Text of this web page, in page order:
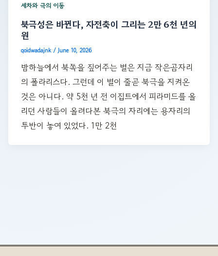
세차와 극의 이동
북극성은 바뀐다, 자전축이 그리는 2만 6천 년의
원
qoidwadajnk / June 10, 2026
밤하늘에서 북쪽을 짚어주는 별은 지금 작은곰자리
의 폴라리스다. 그런데 이 별이 줄곧 북극을 지켜온
것은 아니다. 약 5천 년 전 이집트에서 피라미드를 올
리던 사람들이 올려다본 북극의 자리에는 용자리의
투반이 놓여 있었다. 1만 2천